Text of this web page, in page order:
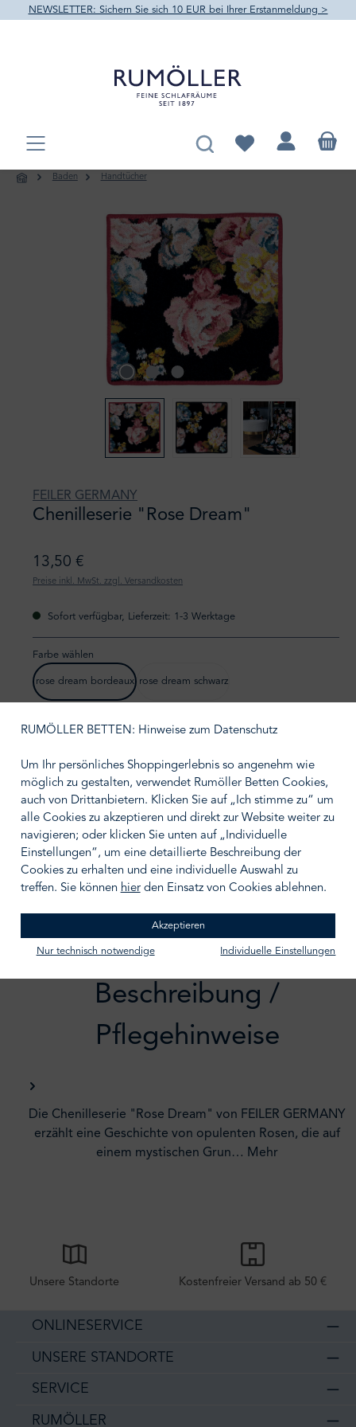
springen
NEWSLETTER: Sichern Sie sich 10 EUR bei Ihrer Erstanmeldung >
Du hast 0 Produkte
Baden Handtücher
FEILER GERMANY
Chenilleserie "Rose Dream"
13,50 €
Preise inkl. MwSt. zzgl. Versandkosten
Sofort verfügbar, Lieferzeit: 1-3 Werktage
Farbe wählen
rose dream bordeaux rose dream schwarz
Größe wählenauswählen
IN DEN WARENKORB
Zum Merkzettel hinzufügen
Beschreibung /
Pflegehinweise
Die Chenilleserie "Rose Dream" von FEILER GERMANY
erzählt eine Geschichte von opulenten Rosen, die auf
einem mystischen Grun… Mehr
Unsere Standorte Kostenfreier Versand ab 50 €
ONLINESERVICE
UNSERE STANDORTE
SERVICE
RUMÖLLER
RUMÖLLER BETTEN: Hinweise zum Datenschutz
Um Ihr persönliches Shoppingerlebnis so angenehm wie
möglich zu gestalten, verwendet Rumöller Betten Cookies,
auch von Drittanbietern. Klicken Sie auf „Ich stimme zu“ um
alle Cookies zu akzeptieren und direkt zur Website weiter zu
navigieren; oder klicken Sie unten auf „Individuelle
Einstellungen“, um eine detaillierte Beschreibung der
Cookies zu erhalten und eine individuelle Auswahl zu
treffen. Sie können hierden Einsatz von Cookies ablehnen.
Akzeptieren
Nur technisch notwendige Individuelle Einstellungen